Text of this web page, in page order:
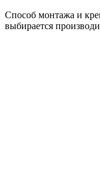
Способ монтажа и
выбирается